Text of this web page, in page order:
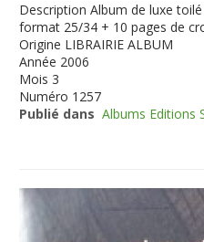
Description Album de luxe
format 25/34 + 10 pages de
Origine LIBRAIRIE ALBUM
Année 2006
Mois 3
Numéro 1257
Publié dans Albums Editions